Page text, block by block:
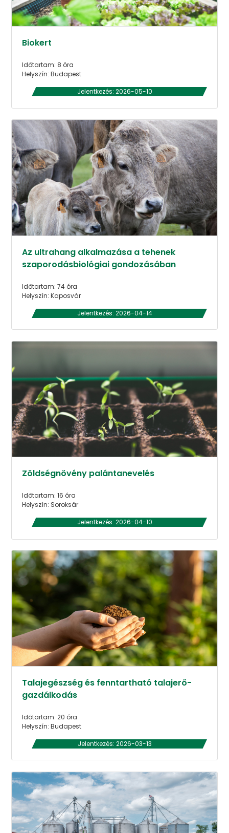
Biokert
Időtartam: 8 óra
Helyszín: Budapest
Jelentkezés: 2026-05-10
Az ultrahang alkalmazása a tehenek
szaporodásbiológiai gondozásában
Időtartam: 74 óra
Helyszín: Kaposvár
Jelentkezés: 2026-04-14
Zöldségnövény palántanevelés
Időtartam: 16 óra
Helyszín: Soroksár
Jelentkezés: 2026-04-10
Talajegészség és fenntartható talajerő-
gazdálkodás
Időtartam: 20 óra
Helyszín: Budapest
Jelentkezés: 2026-03-13